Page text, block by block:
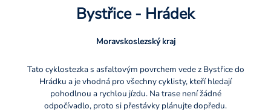
Bystřice - Hrádek
Moravskoslezský kraj
Tato cyklostezka s asfaltovým povrchem vede z Bystřice do
Hrádku a je vhodná pro všechny cyklisty, kteří hledají
pohodlnou a rychlou jízdu. Na trase není žádné
odpočívadlo, proto si přestávky plánujte dopředu.